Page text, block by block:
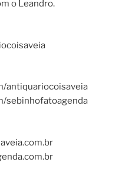
o Leandro.
antiquariocoisaveia
sebinhofatoagenda